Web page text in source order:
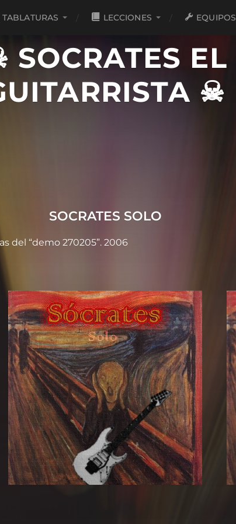
TABLATURAS LECCIONES EQUIPOS
SOCRATES EL
☠
SOCRATES SOLO
del “demo 270205”. 2006